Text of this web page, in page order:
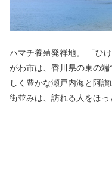
ハマチ養殖発祥地。 「ひけた鰤(ブリ)」はうまさがちがう！ 東か
がわ市は、香川県の東の
しく豊かな瀬戸内海と阿
街並みは、訪れる人をほっ
ハマチは地域ブランドと